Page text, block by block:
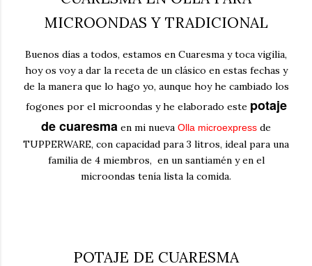
MICROONDAS Y TRADICIONAL
Buenos días a todos, estamos en Cuaresma y toca vigilia,
hoy os voy a dar la receta de un clásico en estas fechas y
de la manera que lo hago yo, aunque hoy he cambiado los
fogones por el microondas y he elaborado este potaje
de cuaresma en mi nueva Olla microexpress de
TUPPERWARE, con capacidad para 3 litros, ideal para una
familia de 4 miembros, en un santiamén y en el
microondas tenía lista la comida.
POTAJE DE CUARESMA